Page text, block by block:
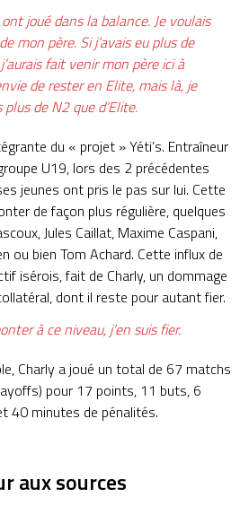
joué dans la balance. Je voulais
mon père. Si j’avais eu plus de
fait venir mon père ici à
de rester en Elite, mais là, je
plus de N2 que d’Elite.
du « projet » Yéti’s. Entraîneur
U19, lors des 2 précédentes
jeunes ont pris le pas sur lui. Cette
de façon plus régulière, quelques
Jules Caillat, Maxime Caspani,
ou bien Tom Achard. Cette influx de
isérois, fait de Charly, un dommage
dont il reste pour autant fier.
à ce niveau, j’en suis fier.
Charly a joué un total de 67 matchs
pour 17 points, 11 buts, 6
40 minutes de pénalités.
aux sources